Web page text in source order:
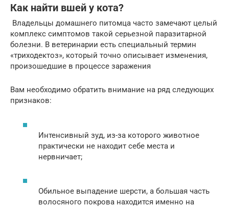
Как найти вшей у кота?
Владельцы домашнего питомца часто замечают целый
комплекс симптомов такой серьезной паразитарной
болезни. В ветеринарии есть специальный термин
«триходектоз», который точно описывает изменения,
произошедшие в процессе заражения
Вам необходимо обратить внимание на ряд следующих
признаков:
Интенсивный зуд, из-за которого животное
практически не находит себе места и
нервничает;
Обильное выпадение шерсти, а большая часть
волосяного покрова находится именно на